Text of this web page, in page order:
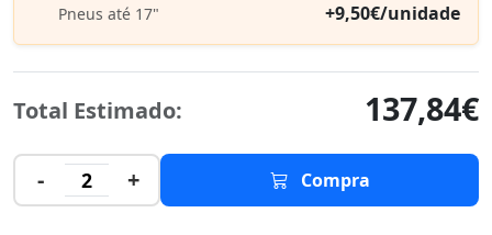
Pneus até 17" +9,50€/unidade
Total Estimado: 137,84€
- 2 + Compra